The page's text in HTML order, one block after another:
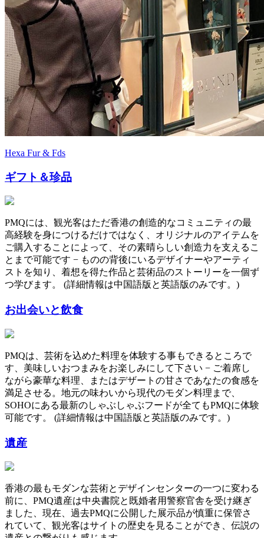
Hexa Fur & Fds
ギフト＆珍品
PMQには、観光客はただ香港の創造的なコミュニティの最
高経験を身につけるだけではなく、オリジナルのアイテムを
ご購入することによって、その素晴らしい創造力を支えるこ
とまで可能です − ものの背後にいるデザイナーやアーティ
ストを知り、着想を得た作品と芸術品のストーリーを一個ず
つ学びます。 (詳細情報は中国語版と英語版のみです。)
お出会いと飲食
PMQは、芸術を込めた料理を体験する事もできるところで
す、美味しいおつまみをお楽しみにして下さい − ご着席し
ながら豪華な料理、またはデザートの甘さであなたの食感を
満足させる。地元の味わいから現代のモダン料理まで、
SOHOにある最新のしゃぶしゃぶフードが全てもPMQに体験
可能です。 (詳細情報は中国語版と英語版のみです。)
遺産
香港の最もモダンな芸術とデザインセンターの一つに変わる
前に、PMQ遺産は中央書院と既婚者用警察官舎を受け継ぎ
ました、現在、過去PMQに公開した展示品が慎重に保管さ
れていて、観光客はサイトの歴史を見ることができ、伝説の